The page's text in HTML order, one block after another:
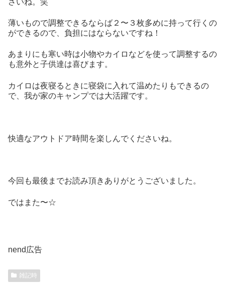
薄いもので調整できるならば２〜３枚多めに持って行くの
ができるので、負担にはならないですね！
あまりにも寒い時は小物やカイロなどを使って調整するの
も意外と子供達は喜びます。
カイロは夜寝るときに寝袋に入れて温めたりもできるの
で、我が家のキャンプでは大活躍です。
快適なアウトドア時間を楽しんでくださいね。
今回も最後までお読み頂きありがとうございました。
ではまた〜☆
nend広告
雑記時